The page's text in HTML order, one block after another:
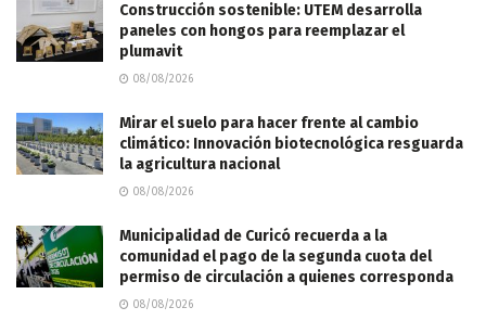
Construcción sostenible: UTEM desarrolla
paneles con hongos para reemplazar el
plumavit
08/08/2026
Mirar el suelo para hacer frente al cambio
climático: Innovación biotecnológica resguarda
la agricultura nacional
08/08/2026
Municipalidad de Curicó recuerda a la
comunidad el pago de la segunda cuota del
permiso de circulación a quienes corresponda
08/08/2026